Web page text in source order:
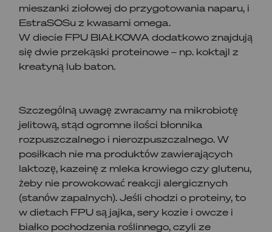
mieszanki ziołowej do przygotowania naparu, i
EstraSOSu z kwasami omega.
W diecie FPU BIAŁKOWA dodatkowo znajdują
się dwie przekąski proteinowe – np. koktajl z
kreatyną lub baton.
Szczególną uwagę zwracamy na mikrobiotę
jelitową, stąd ogromne ilości błonnika
rozpuszczalnego i nierozpuszczalnego. W
posiłkach nie ma produktów zawierających
laktozę, kazeinę z mleka krowiego czy glutenu,
żeby nie prowokować reakcji alergicznych
(stanów zapalnych). Jeśli chodzi o proteiny, to
w dietach FPU są jajka, sery kozie i owcze i
białko pochodzenia roślinnego, czyli ze